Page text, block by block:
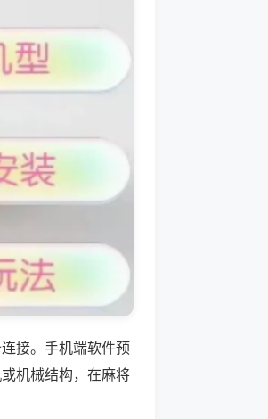
接。手机端软件预
机械结构，在麻将